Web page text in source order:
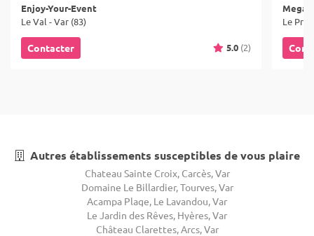
Enjoy-Your-Event
Le Val - Var (83)
Contacter 5.0 (2)
Le
Autres établissements susceptibles de vous plaire
Chateau Sainte Croix, Carcès, Var
Domaine Le Billardier, Tourves, Var
Acampa Plage, Le Lavandou, Var
Le Jardin des Rêves, Hyères, Var
Château Clarettes, Arcs, Var